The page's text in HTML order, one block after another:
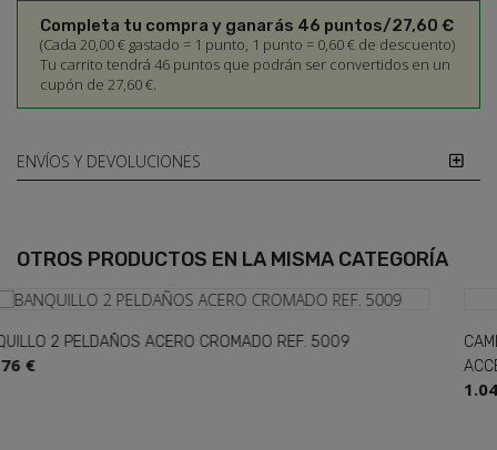
Completa tu compra y ganarás 46 puntos/27,60 €
(Cada 20,00 € gastado = 1 punto, 1 punto = 0,60 € de descuento)
Tu carrito tendrá 46 puntos que podrán ser convertidos en un
cupón de 27,60 €.
ENVÍOS Y DEVOLUCIONES
OTROS PRODUCTOS EN LA MISMA CATEGORÍA
REF. 5009
CAMILLA ELECTRICA ECO 3 CUERPOS